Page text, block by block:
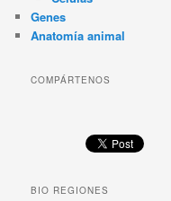
Genes
Anatomía animal
COMPÁRTENOS
BIO REGIONES